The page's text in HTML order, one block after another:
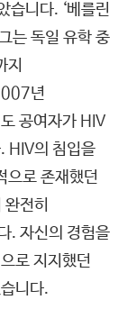
니다. ‘베를린
는 독일 유학 중
지
년
공여자가 HIV
HIV의 침입을
으로 존재했던
전히
. 자신의 경험을
로 지지했던
니다.